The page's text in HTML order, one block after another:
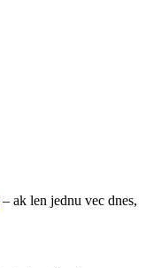
– ak len jednu vec dnes,